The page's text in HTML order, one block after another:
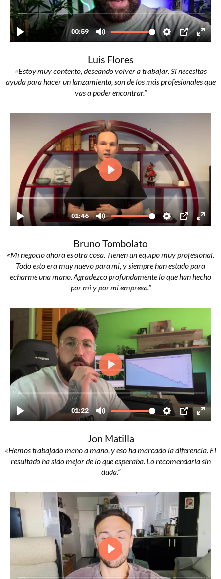
Luis Flores
«Estoy muy contento, deseando volver a trabajar. Si necesitas
ayuda para hacer un lanzamiento, son de los más profesionales que
vas a poder encontrar.”
Bruno Tombolato
«Mi negocio ahora es otra cosa. Tienen un equipo muy profesional.
Todo esto era muy nuevo para mi, y siempre han estado para
echarme una mano. Agradezco profundamente lo que han hecho
por mi y por mi empresa.”
Jon Matilla
«Hemos trabajado mano a mano, y eso ha marcado la diferencia. El
resultado ha sido mejor de lo que esperaba. Lo recomendaría sin
duda.”